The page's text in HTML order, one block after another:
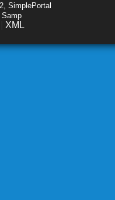
SimplePortal
XML